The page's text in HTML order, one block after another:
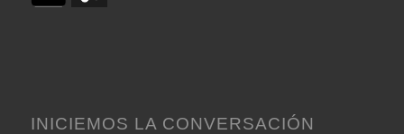
INICIEMOS LA CONVERSACIÓN